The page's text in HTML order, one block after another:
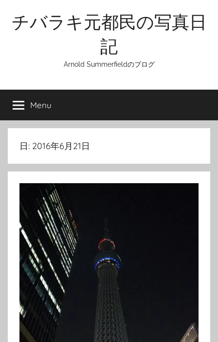
content
チバラキ元都民の写真日
記
Arnold Summerfieldのブログ
Menu
日: 2016年6月21日